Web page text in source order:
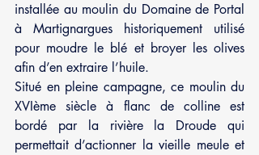
installée au moulin du Domaine de Portal
à Martignargues historiquement utilisé
pour moudre le blé et broyer les olives
afin d’en extraire l’huile.
Situé en pleine campagne, ce moulin du
XVIème siècle à flanc de colline est
bordé par la rivière la Droude qui
permettait d’actionner la vieille meule et